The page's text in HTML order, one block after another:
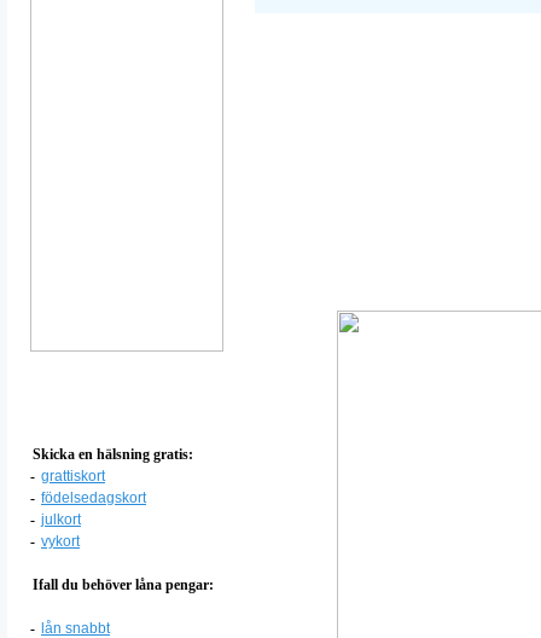
Skicka en hälsning gratis:
- grattiskort
- födelsedagskort
- julkort
- vykort
Ifall du behöver låna pengar:
- lån snabbt